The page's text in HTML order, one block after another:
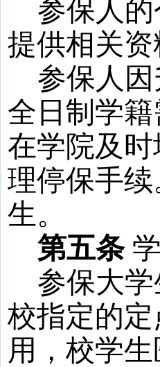
参保人
提供相关
参保人
全日制学
在学院及
理停保手
生。
第五条
参保大
校指定的
用，校学